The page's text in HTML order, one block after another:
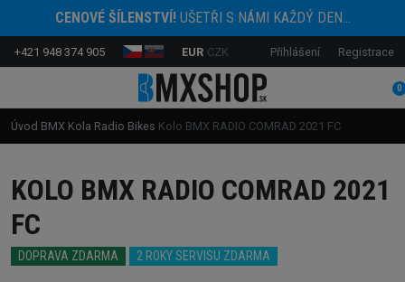
CENOVÉ ŠÍLENSTVÍ!UŠETŘI S NÁMI KAŽDÝ DEN...
+421 948 374 905 EUR CZK Přihlášení Registrace
0
Úvod BMX Kola Radio Bikes Kolo BMX RADIO COMRAD 2021 FC
KOLO BMX RADIO COMRAD 2021
FC
DOPRAVA ZDARMA 2 ROKY SERVISU ZDARMA